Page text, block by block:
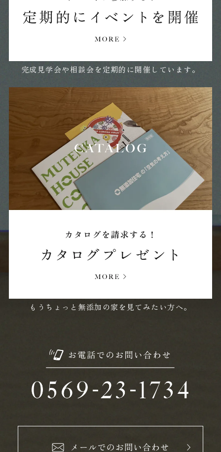
2024年06月 (8)
2024年03月 (21)
2024年02月 (21)
2023年12月 (7)
完成見学会や相談会を定期的に開催しています。
もうちょっと無添加の家を見てみたい方へ。